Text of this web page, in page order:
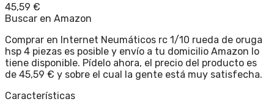
45,59 €
Buscar en Amazon
Comprar en Internet Neumáticos rc 1/10 rueda de oruga
hsp 4 piezas es posible y envío a tu domicilio Amazon lo
tiene disponible. Pídelo ahora, el precio del producto es
de 45,59 € y sobre el cual la gente está muy satisfecha.
Características